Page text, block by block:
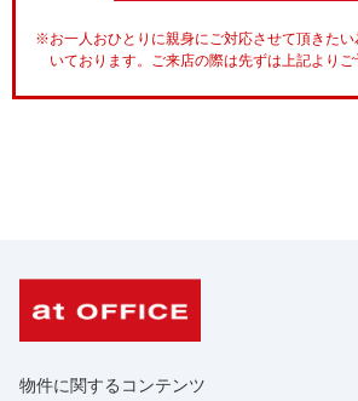
※お一人おひとりに親身にご対応させて頂きた
いております。ご来店の際は先ずは上記よりご
物件に関するコンテンツ